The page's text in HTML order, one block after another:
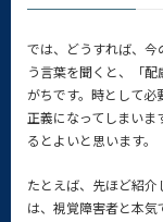
では、どうすれば、
う言葉を聞くと、「
がちです。時として必
正義になってしまいま
るとよいと思います。
たとえば、先ほど紹
は、視覚障害者と本